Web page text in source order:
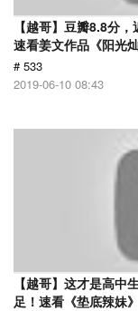
【越哥】豆瓣8.8分
速看姜文作品《阳光
# 533
2019-06-10 08:43
【越哥】这才是高中
足！速看《垫底辣妹》